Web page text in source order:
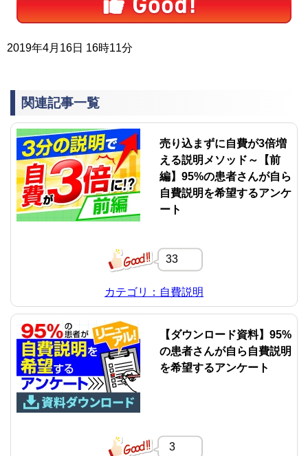
2019年4月16日 16時11分
関連記事一覧
売り込まずに自費が3倍増
える説明メソッド～【前
編】95%の患者さんが自ら
自費説明を希望するアンケ
ート
33
カテゴリ：自費説明
【ダウンロード資料】95%
の患者さんが自ら自費説明
を希望するアンケート
3